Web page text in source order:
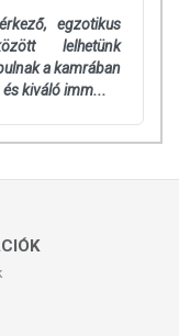
egzotikus
lelhetünk
a kamrában
kiváló imm...